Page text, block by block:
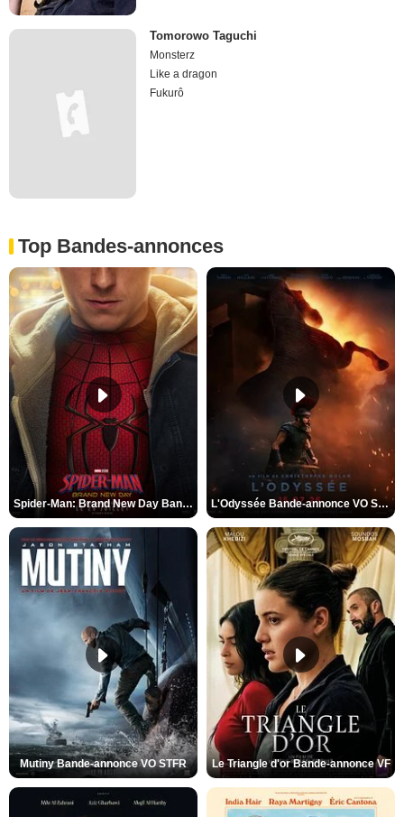
Tomorowo Taguchi
Monsterz
Like a dragon
Fukurô
Top Bandes-annonces
Spider-Man: Brand New Day Bande-annonce VO STFR L'Odyssée Bande-annonce VO STFR
Mutiny Bande-annonce VO STFR Le Triangle d'or Bande-annonce VF